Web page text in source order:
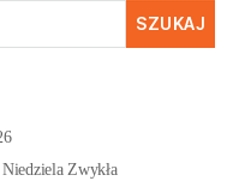
Niedziela Zwykła